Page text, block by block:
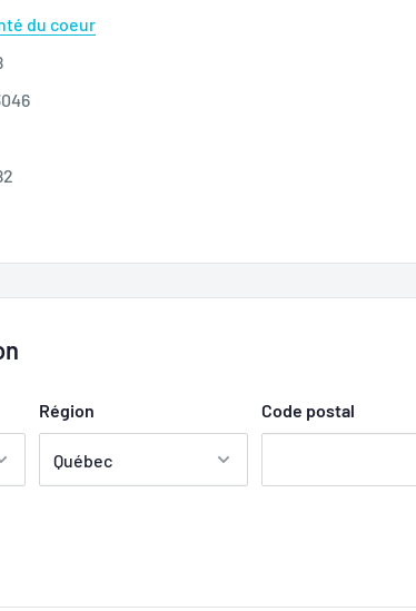
du coeur
Région Code postal